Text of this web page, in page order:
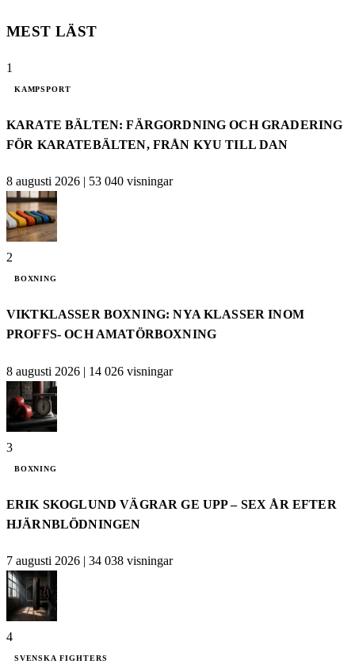
MEST LÄST
1
KAMPSPORT
KARATE BÄLTEN: FÄRGORDNING OCH GRADERING
FÖR KARATEBÄLTEN, FRÅN KYU TILL DAN
8 augusti 2026 | 53 040 visningar
2
BOXNING
VIKTKLASSER BOXNING: NYA KLASSER INOM
PROFFS- OCH AMATÖRBOXNING
8 augusti 2026 | 14 026 visningar
3
BOXNING
ERIK SKOGLUND VÄGRAR GE UPP – SEX ÅR EFTER
HJÄRNBLÖDNINGEN
7 augusti 2026 | 34 038 visningar
4
SVENSKA FIGHTERS